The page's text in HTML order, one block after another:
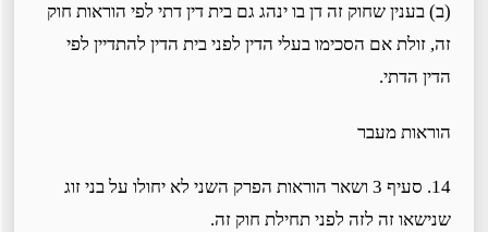
(ב) בענין שחוק זה דן בו ינהג גם בית דין דתי לפי הוראות חוק
זה, זולת אם הסכימו בעלי הדין לפני בית הדין להתדיין לפי
הדין הדתי.
הוראות מעבר
14. סעיף 3 ושאר הוראות הפרק השני לא יחולו על בני זוג
שנישאו זה לזה לפני תחילת חוק זה.